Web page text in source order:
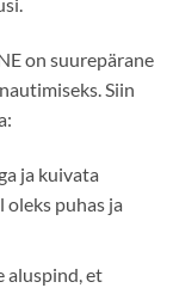
on suurepärane
Siin
ja kuivata
puhas ja
aluspind, et